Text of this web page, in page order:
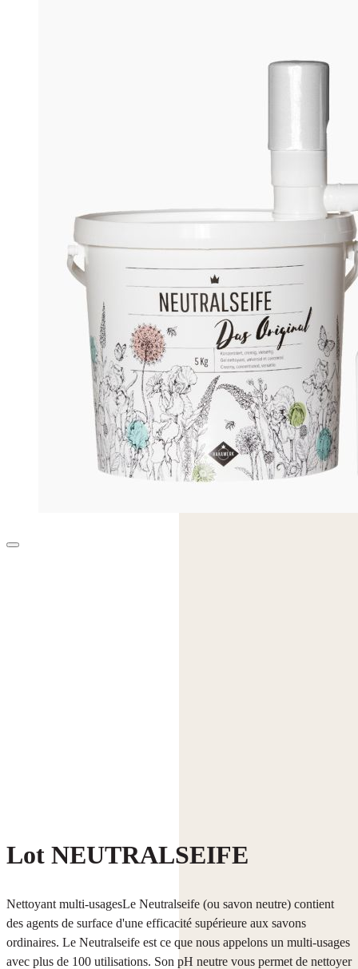
Lot NEUTRALSEIFE
Nettoyant multi-usagesLe Neutralseife (ou savon neutre) contient
des agents de surface d'une efficacité supérieure aux savons
ordinaires. Le Neutralseife est ce que nous appelons un multi-usages
avec plus de 100 utilisations. Son pH neutre vous permet de nettoyer